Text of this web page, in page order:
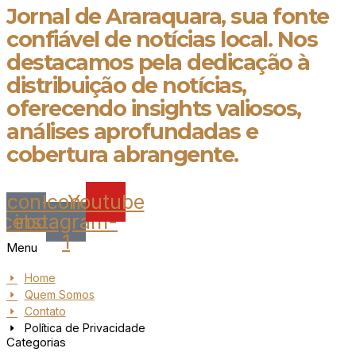
Jornal de Araraquara, sua fonte
confiável de notícias local. Nos
destacamos pela dedicação à
distribuição de notícias,
oferecendo insights valiosos,
análises aprofundadas e
cobertura abrangente.
Icon-Icon-
instagram-
1
Youtube
Menu
Home
Quem Somos
Contato
Política de Privacidade
Categorias